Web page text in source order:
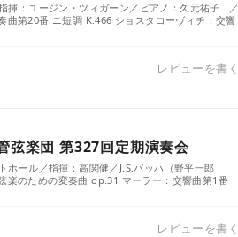
：ユージン・ツィガーン／ピアノ：久元祐子...／
曲第20番 ニ短調 K.466 ショスタコーヴィチ：交響
レビューを書く
弦楽団 第327回定期演奏会
ール／指揮：高関健／J.S.バッハ（野平一郎
楽のための変奏曲 op.31 マーラー：交響曲第1番
レビューを書く